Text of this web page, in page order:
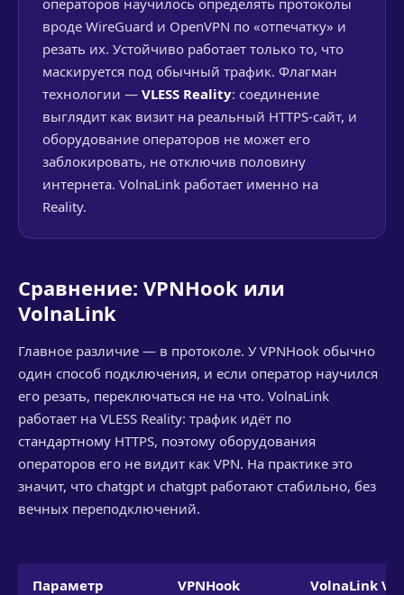
операторов научилось определять протоколы
вроде WireGuard и OpenVPN по «отпечатку» и
резать их. Устойчиво работает только то, что
маскируется под обычный трафик. Флагман
технологии — VLESS Reality: соединение
выглядит как визит на реальный HTTPS-сайт, и
оборудование операторов не может его
заблокировать, не отключив половину
интернета. VolnaLink работает именно на
Reality.
Сравнение: VPNHook или
VolnaLink
Главное различие — в протоколе. У VPNHook обычно
один способ подключения, и если оператор научился
его резать, переключаться не на что. VolnaLink
работает на VLESS Reality: трафик идёт по
стандартному HTTPS, поэтому оборудования
операторов его не видит как VPN. На практике это
значит, что chatgpt и chatgpt работают стабильно, без
вечных переподключений.
Параметр VPNHook VolnaLink